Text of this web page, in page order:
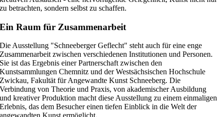
zu betrachten, sondern selbst zu schaffen.
Ein Raum für Zusammenarbeit
Die Ausstellung "Schneeberger Geflecht" steht auch für eine enge
Zusammenarbeit zwischen verschiedenen Institutionen und Personen.
Sie ist das Ergebnis einer Partnerschaft zwischen den
Kunstsammlungen Chemnitz und der Westsächsischen Hochschule
Zwickau, Fakultät für Angewandte Kunst Schneeberg. Die
Verbindung von Theorie und Praxis, von akademischer Ausbildung
und kreativer Produktion macht diese Ausstellung zu einem einmaligen
Erlebnis, das dem Besucher einen tiefen Einblick in die Welt der